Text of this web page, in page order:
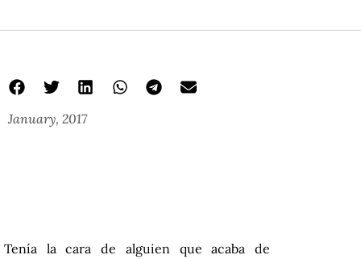
January, 2017
Tenía la cara de alguien que acaba de